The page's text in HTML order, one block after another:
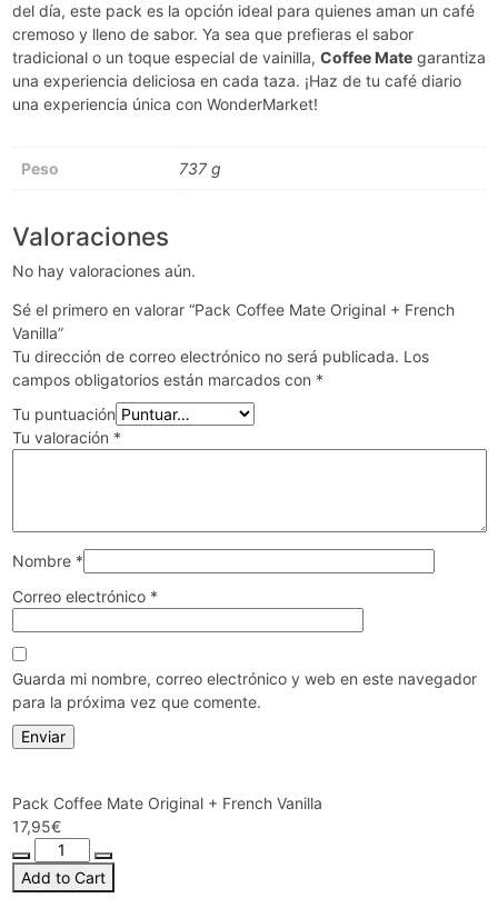
del día, este pack es la opción ideal para quienes aman un café
cremoso y lleno de sabor. Ya sea que prefieras el sabor
tradicional o un toque especial de vainilla, Coffee Mategarantiza
una experiencia deliciosa en cada taza. ¡Haz de tu café diario
una experiencia única con WonderMarket!
Peso 737 g
Valoraciones
No hay valoraciones aún.
Sé el primero en valorar “Pack Coffee Mate Original + French
Vanilla”
Tu dirección de correo electrónico no será publicada. Los
campos obligatorios están marcados con *
Tu puntuación
Tu valoración *
Nombre *
Correo electrónico *
Guarda mi nombre, correo electrónico y web en este navegador
para la próxima vez que comente.
Pack Coffee Mate Original + French Vanilla
17,95€
Pack
Coffee
Mate
Add to Cart